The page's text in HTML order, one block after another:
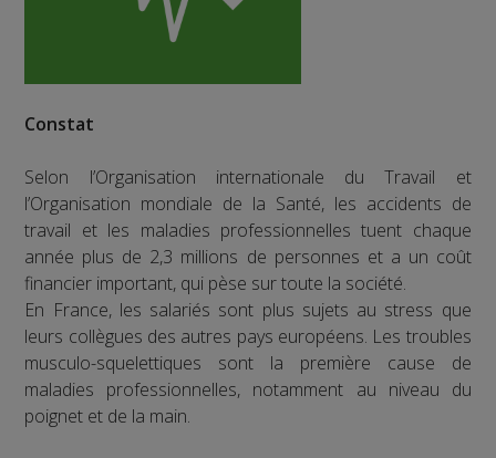
Constat
Selon l’Organisation internationale du Travail et
l’Organisation mondiale de la Santé, les accidents de
travail et les maladies professionnelles tuent chaque
année plus de 2,3 millions de personnes et a un coût
financier important, qui pèse sur toute la société.
En France, les salariés sont plus sujets au stress que
leurs collègues des autres pays européens. Les troubles
musculo-squelettiques sont la première cause de
maladies professionnelles, notamment au niveau du
poignet et de la main.